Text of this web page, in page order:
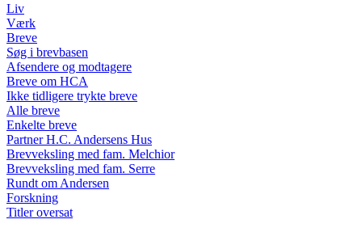
Liv
Værk
Breve
Søg i brevbasen
Afsendere og modtagere
Breve om HCA
Ikke tidligere trykte breve
Alle breve
Enkelte breve
Partner H.C. Andersens Hus
Brevveksling med fam. Melchior
Brevveksling med fam. Serre
Rundt om Andersen
Forskning
Titler oversat